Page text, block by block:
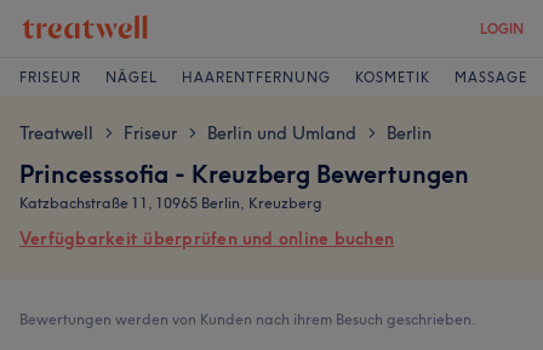
LOGIN
FRISEUR NÄGEL HAARENTFERNUNG KOSMETIK MASSAGE
Treatwell > Friseur > Berlin und Umland > Berlin
Princesssofia - Kreuzberg Bewertungen
Katzbachstraße 11, 10965 Berlin, Kreuzberg
Verfügbarkeit überprüfen und online buchen
Bewertungen werden von Kunden nach ihrem Besuch geschrieben.